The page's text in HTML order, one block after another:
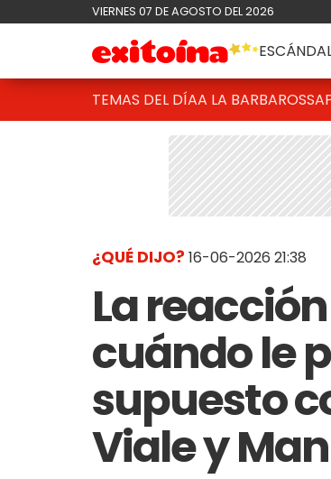
VIERNES 07 DE AGOSTO DEL 2026
TEMAS DEL DÍAA LA BARBAROSSA
¿QUÉ DIJO? 16-06-2026 21:38
La
cuándo le
supuesto
Viale y